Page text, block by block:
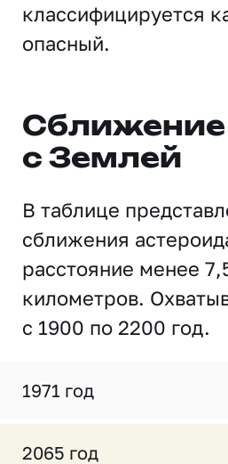
классифицируется
опасный.
Сближение
с Землей
В таблице
сближения
расстояние менее
километров.
с 1900 по 2200 год.
1971 год
2065 год